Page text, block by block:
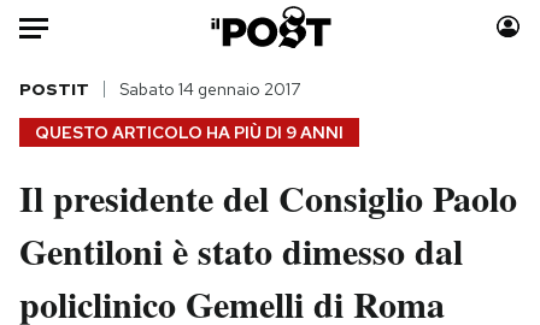
Auto
HOME
Italia
Politica
Tecnologia
Moda
Consumismi
Storie/Idee
QUESTO ARTICOLO HA PIÙ DI 9 ANNI
POSTIT Sabato 14 gennaio 2017
Il presidente del Consiglio Paolo
Gentiloni è stato dimesso dal
policlinico Gemelli di Roma